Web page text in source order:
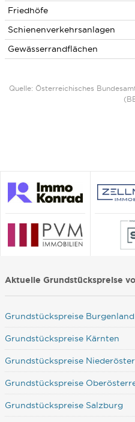
Friedhöfe
Schienenverkehrsanlagen
Gewässerrandflächen
Quelle: Österreichisches
Aktuelle Grundstückspreise
Grundstückspreise Burgenland
Grundstückspreise Kärnten
Grundstückspreise
Grundstückspreise
Grundstückspreise Salzburg